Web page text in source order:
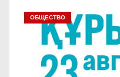
ОБЩЕСТВО